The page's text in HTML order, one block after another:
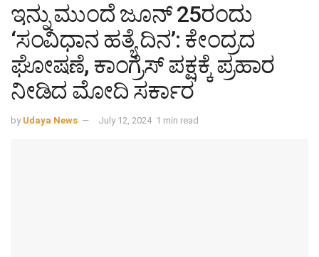
ಇನ್ನು‌ ಮುಂದೆ ಜೂನ್ 25ರಂದು
‘ಸಂವಿಧಾನ ಹತ್ಯೆ ದಿನ’: ಕೇಂದ್ರದ
ಘೋಷಣೆ, ಕಾಂಗ್ರೆಸ್ ಪಕ್ಷಕ್ಕೆ ಪ್ರಹಾರ
ನೀಡಿದ ಮೋದಿ ಸರ್ಕಾರ
by Udaya News July 12, 2024 1 min read